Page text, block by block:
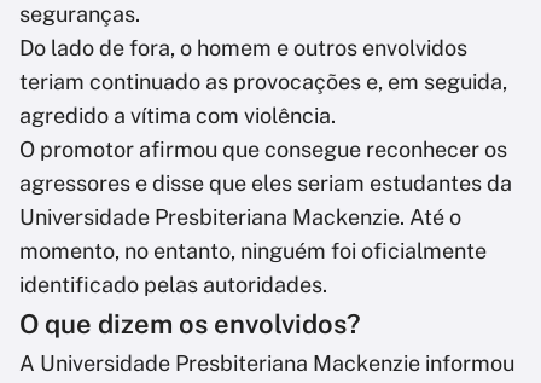
seguranças.
Do lado de fora, o homem e outros envolvidos
teriam continuado as provocações e, em seguida,
agredido a vítima com violência.
O promotor afirmou que consegue reconhecer os
agressores e disse que eles seriam estudantes da
Universidade Presbiteriana Mackenzie. Até o
momento, no entanto, ninguém foi oficialmente
identificado pelas autoridades.
O que dizem os envolvidos?
A Universidade Presbiteriana Mackenzie informou